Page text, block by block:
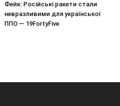
Фейк: Російські ракети стали
невразливими для української
ППО — 19FortyFive